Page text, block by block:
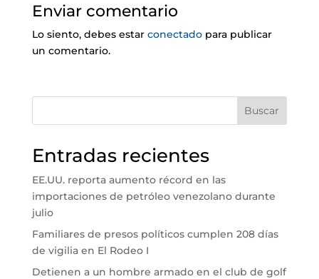
Enviar comentario
Lo siento, debes estar conectadopara publicar
un comentario.
Buscar
Entradas recientes
EE.UU. reporta aumento récord en las
importaciones de petróleo venezolano durante
julio
Familiares de presos políticos cumplen 208 días
de vigilia en El Rodeo I
Detienen a un hombre armado en el club de golf